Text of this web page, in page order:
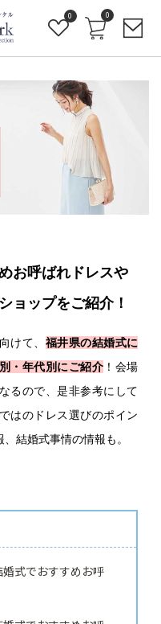
0 0
お呼ばれドレスや
ョップをご紹介！
けて、 福井県の結婚式に
・年代別にご紹介 ！会場
るので、是非参考にして
はのドレス選びのポイン
結婚式事情の情報も。
婚式でおすすめお呼